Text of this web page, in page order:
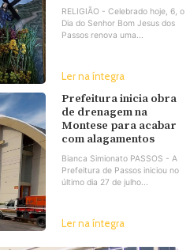
RELIGIÃO - Celebrado hoje, 6, o
Dia do Senhor Bom Jesus dos
Passos renova uma...
Ler na íntegra
Prefeitura inicia obra
de drenagem na
Montese para acabar
com alagamentos
Bianca Simionato PASSOS - A
Prefeitura de Passos iniciou no
último dia 27 de julho...
Ler na íntegra